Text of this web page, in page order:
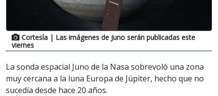
Cortesía | Las imágenes de Juno serán publicadas este
viernes
La sonda espacial Juno de la Nasa sobrevoló una zona
muy cercana a la luna Europa de Júpiter, hecho que no
sucedía desde hace 20 años.